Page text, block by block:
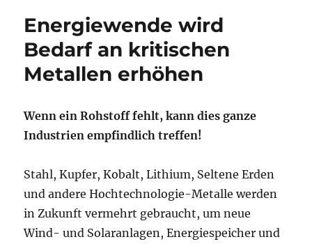
Energiewende wird
Bedarf an kritischen
Metallen erhöhen
Wenn ein Rohstoff fehlt, kann dies ganze
Industrien empfindlich treffen!
Stahl, Kupfer, Kobalt, Lithium, Seltene Erden
und andere Hochtechnologie-Metalle werden
in Zukunft vermehrt gebraucht, um neue
Wind- und Solaranlagen, Energiespeicher und